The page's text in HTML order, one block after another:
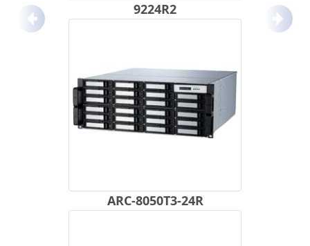
9224R2
ARC-8050T3-24R
Anterior